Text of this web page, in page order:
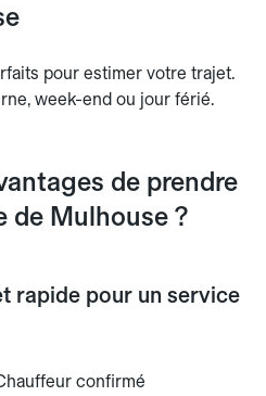
pour estimer votre trajet.
week-end ou jour férié.
de prendre
de Mulhouse ?
rapide pour un service
confirmé